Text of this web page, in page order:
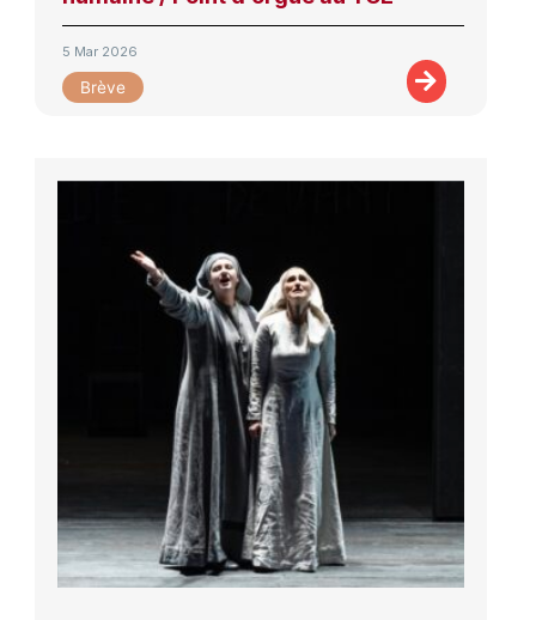
5 Mar 2026
Brève